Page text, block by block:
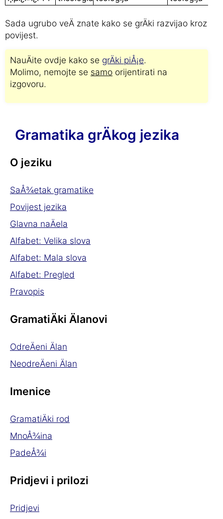
Sada ugrubo veÄ znate kako se grÄki razvijao kroz
povijest.
NauÄite ovdje kako se grÄki piÅ¡e.
Molimo, nemojte se samo orijentirati na
izgovoru.
Gramatika grÄkog jezika
O jeziku
SaÅ¾etak gramatike
Povijest jezika
Glavna naÄela
Alfabet: Velika slova
Alfabet: Mala slova
Alfabet: Pregled
Pravopis
GramatiÄki Älanovi
OdreÄeni Älan
NeodreÄeni Älan
Imenice
GramatiÄki rod
MnoÅ¾ina
PadeÅ¾i
Pridjevi i prilozi
Pridjevi